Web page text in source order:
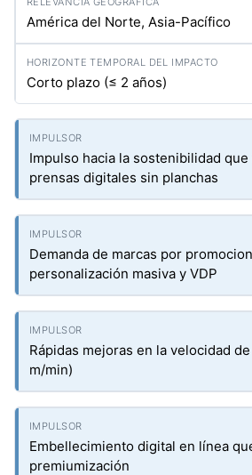
América del Norte, Asia-Pacífico
Corto plazo (≤ 2 años)
Impulso hacia la sostenibilidad
prensas digitales sin planchas
Demanda de marcas por
personalización masiva y VDP
Rápidas mejoras en la velocidad
m/min)
Embellecimiento digital en línea
premiumización